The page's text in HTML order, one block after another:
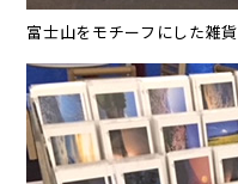
富士山をモチーフにした雑貨